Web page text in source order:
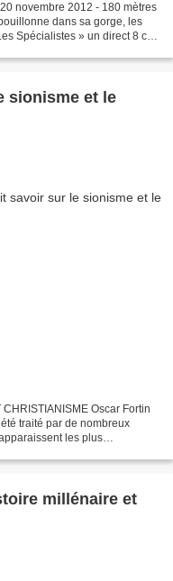
novembre 2012 - 180 mètres
dans sa gorge, les
Spécialistes » un direct 8 c, à
sionisme et le
Oscar Fortin
traité par de nombreux
les plus
millénaire et